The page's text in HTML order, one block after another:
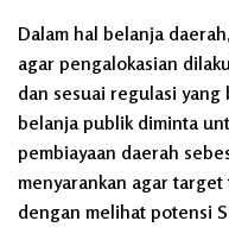
Dalam hal belanja
agar pengalokasian
dan sesuai regulasi
belanja publik diminta
pembiayaan daerah
menyarankan agar
dengan melihat potensi